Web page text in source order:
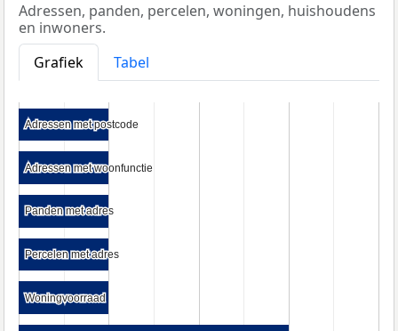
Adressen, panden, percelen, woningen, huishoudens
en inwoners.
Grafiek
Tabel
Adressen met postcode
Adressen met postcode
Adressen met woonfunctie
Adressen met woonfunctie
Panden met adres
Panden met adres
Percelen met adres
Percelen met adres
Woningvoorraad
Woningvoorraad